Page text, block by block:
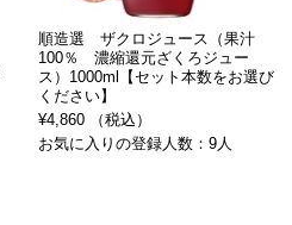
順造選 ザクロジュース（果汁
100％ 濃縮還元ざくろジュー
ス）1000ml【セット本数をお選び
ください】
¥4,860 （税込）
お気に入りの登録人数：9人